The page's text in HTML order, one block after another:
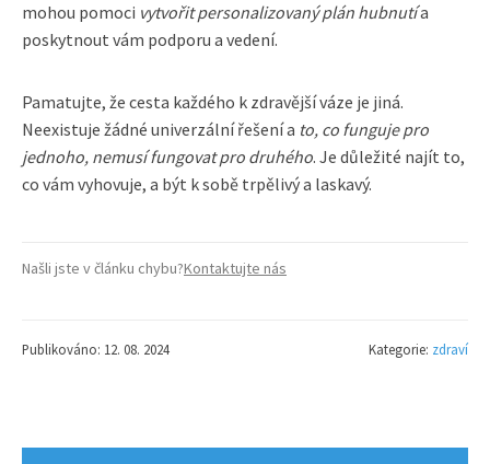
mohou pomoci vytvořit personalizovaný plán hubnutía
poskytnout vám podporu a vedení.
Pamatujte, že cesta každého k zdravější váze je jiná.
Neexistuje žádné univerzální řešení a to, co funguje pro
jednoho, nemusí fungovat pro druhého. Je důležité najít to,
co vám vyhovuje, a být k sobě trpělivý a laskavý.
Našli jste v článku chybu?Kontaktujte nás
Publikováno: 12. 08. 2024 Kategorie: zdraví